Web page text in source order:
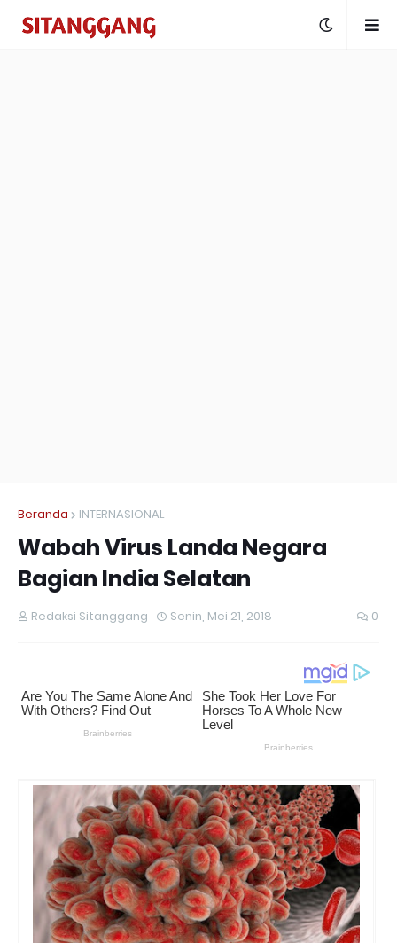
Beranda INTERNASIONAL
Wabah Virus Landa Negara
Bagian India Selatan
Redaksi Sitanggang Senin, Mei 21, 2018 0